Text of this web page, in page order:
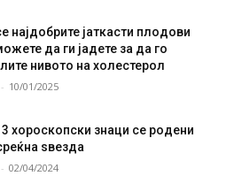
најдобрите јаткасти плодови
да ги јадете за да го
нивото на холестерол
- 10/01/2025
хороскопски знаци се родени
ѕвезда
- 02/04/2024